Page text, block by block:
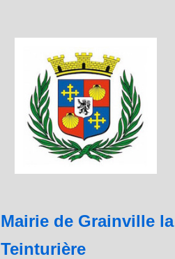
Mairie de Grainville la
Teinturière